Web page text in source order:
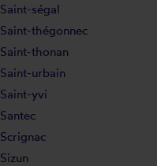
Saint-ségal
Saint-thégonnec
Saint-thonan
Saint-urbain
Saint-yvi
Santec
Scrignac
Sizun